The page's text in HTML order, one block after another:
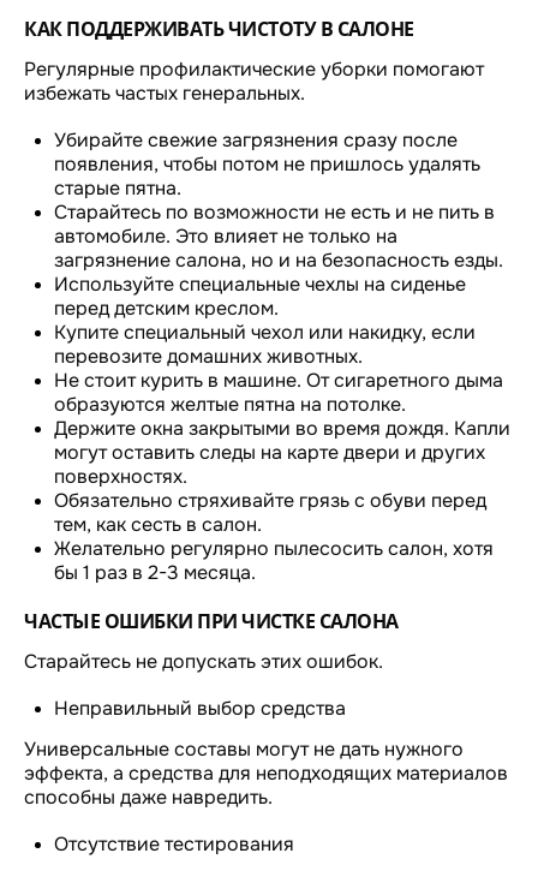
КАК ПОДДЕРЖИВАТЬ ЧИСТОТУ В САЛОНЕ
Регулярные профилактические уборки помогают
избежать частых генеральных.
Убирайте свежие загрязнения сразу после
появления, чтобы потом не пришлось удалять
старые пятна.
Старайтесь по возможности не есть и не пить в
автомобиле. Это влияет не только на
загрязнение салона, но и на безопасность езды.
Используйте специальные чехлы на сиденье
перед детским креслом.
Купите специальный чехол или накидку, если
перевозите домашних животных.
Не стоит курить в машине. От сигаретного дыма
образуются желтые пятна на потолке.
Держите окна закрытыми во время дождя. Капли
могут оставить следы на карте двери и других
поверхностях.
Обязательно стряхивайте грязь с обуви перед
тем, как сесть в салон.
Желательно регулярно пылесосить салон, хотя
бы 1 раз в 2-3 месяца.
ЧАСТЫЕ ОШИБКИ ПРИ ЧИСТКЕ САЛОНА
Старайтесь не допускать этих ошибок.
Неправильный выбор средства
Универсальные составы могут не дать нужного
эффекта, а средства для неподходящих материалов
способны даже навредить.
Отсутствие тестирования